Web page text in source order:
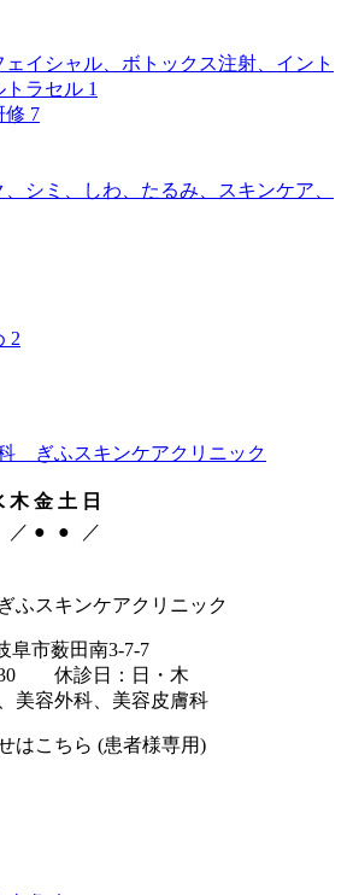
イシャル、ボトックス注射、イント
トラセル 1
修 7
シミ、しわ、たるみ、スキンケア、
2
木 金 土 日
／ ● ● ／
ふスキンケアクリニック
阜市薮田南3-7-7
休診日：日・木
美容外科、美容皮膚科
はこちら (患者様専用)